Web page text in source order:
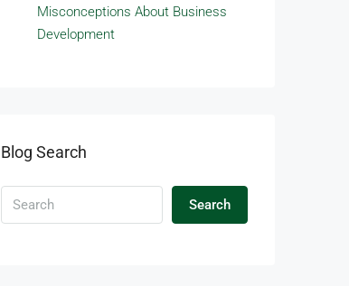
Misconceptions About Business
Development
Blog Search
Search